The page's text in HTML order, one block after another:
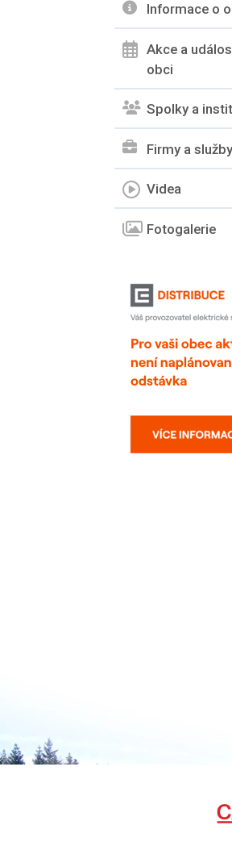
Informace o
Akce a
obci
Spolky a
Firmy a
Videa
Fotogalerie